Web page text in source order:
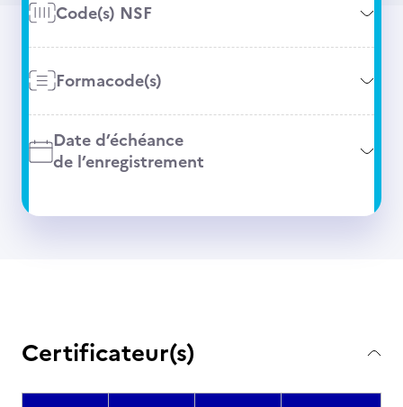
Code(s) NSF
Formacode(s)
Date d’échéance
de l’enregistrement
Certificateur(s)